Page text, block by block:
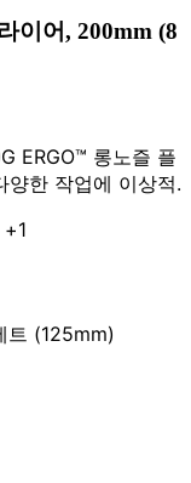
이어, 200mm (8
ERGO™ 롱노즐 플
양한 작업에 이상적.
+1
트 (125mm)